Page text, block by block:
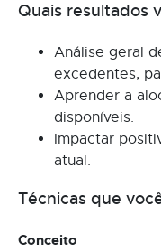
Quais resultados
Análise geral
excedentes,
Aprender a
disponíveis.
Impactar
atual.
Técnicas que
Conceito